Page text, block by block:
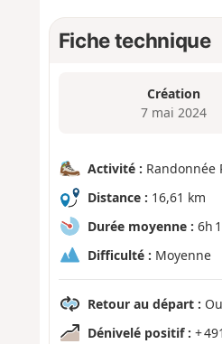
Fiche technique
Création
7 mai 2024
Activité : Randonnée
Distance : 16,61 km
Durée moyenne : 6h
Difficulté : Moyenne
Retour au départ :
Dénivelé positif : +